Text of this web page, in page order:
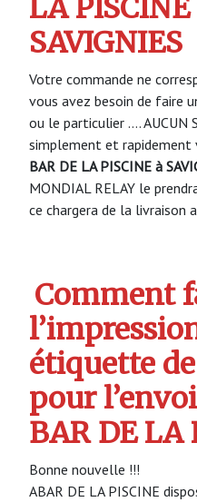
LA PISCINE
SAVIGNIES
Votre commande ne
vous avez besoin de faire
ou le particulier …. AUCUN
simplement et rapidement
BAR DE LA PISCINE à
MONDIAL RELAY le
ce chargera de la livraison
Comment
étiquette
pour
BAR DE LA
Bonne nouvelle !!!
ABAR DE LA PISCINE